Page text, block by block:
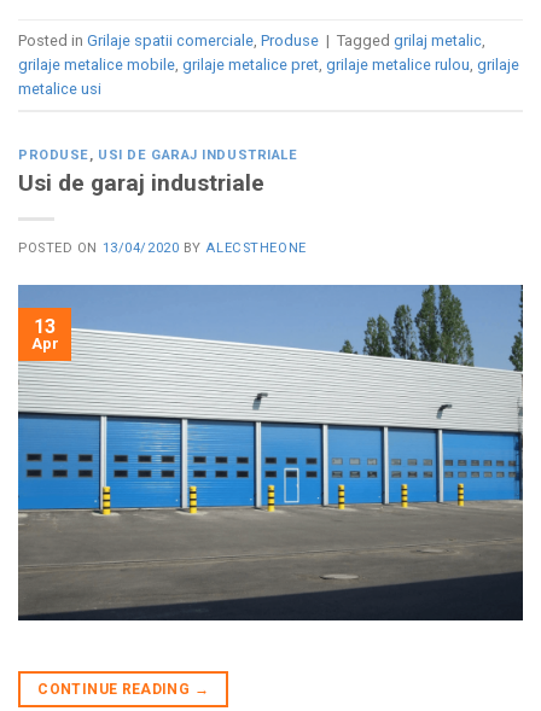
Posted in Grilaje spatii comerciale Produse | Tagged grilaj metalic
grilaje metalice mobile grilaje metalice pret grilaje metalice rulou grilaje
metalice usi
PRODUSE, USI DE GARAJ INDUSTRIALE
Usi de garaj industriale
POSTED ON 13/04/2020 BYALECSTHEONE
13
Apr
CONTINUE READING →